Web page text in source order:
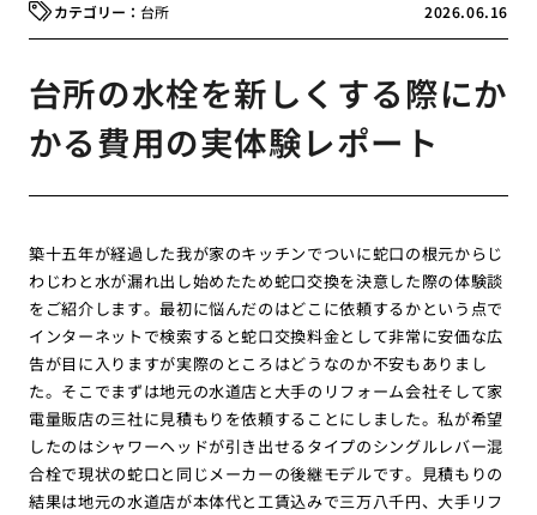
2026.06.16
台所
台所の水栓を新しくする際にか
かる費用の実体験レポート
築十五年が経過した我が家のキッチンでついに蛇口の根元からじ
わじわと水が漏れ出し始めたため蛇口交換を決意した際の体験談
をご紹介します。最初に悩んだのはどこに依頼するかという点で
インターネットで検索すると蛇口交換料金として非常に安価な広
告が目に入りますが実際のところはどうなのか不安もありまし
た。そこでまずは地元の水道店と大手のリフォーム会社そして家
電量販店の三社に見積もりを依頼することにしました。私が希望
したのはシャワーヘッドが引き出せるタイプのシングルレバー混
合栓で現状の蛇口と同じメーカーの後継モデルです。見積もりの
結果は地元の水道店が本体代と工賃込みで三万八千円、大手リフ